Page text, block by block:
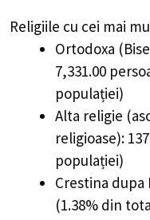
Religiile cu cei mai
Ortodoxa
7,331.00
populației)
Alta religie
religioase):
populației)
Crestina dupa
(1.38% din